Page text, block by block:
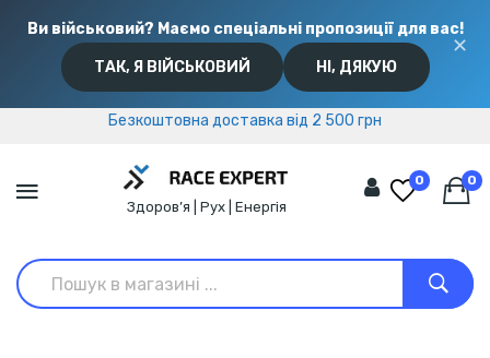
Ви військовий? Маємо спеціальні пропозиції для вас!
ТАК, Я ВІЙСЬКОВИЙ НІ, ДЯКУЮ
✕
Безкоштовна доставка від 2 500 грн
Безкоштовна доставка від 2 500 грн
Здоров’я | Рух | Енергія
0 0